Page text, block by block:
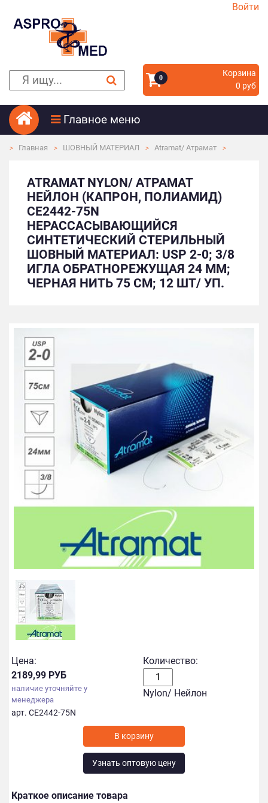
Войти
0
Корзина
0 руб
Главное меню
Главная ШОВНЫЙ МАТЕРИАЛ Atramat/ Атрамат
ATRAMAT NYLON/ АТРАМАТ
НЕЙЛОН (КАПРОН, ПОЛИАМИД)
CE2442-75N
НЕРАССАСЫВАЮЩИЙСЯ
СИНТЕТИЧЕСКИЙ СТЕРИЛЬНЫЙ
ШОВНЫЙ МАТЕРИАЛ: USP 2-0; 3/8
ИГЛА ОБРАТНОРЕЖУЩАЯ 24 ММ;
ЧЕРНАЯ НИТЬ 75 СМ; 12 ШТ/ УП.
Цена:
2189,99 РУБ
наличие уточняйте у
менеджера
арт. CE2442-75N
Количество:
Nylon/ Нейлон
Узнать оптовую цену
Краткое описание товара